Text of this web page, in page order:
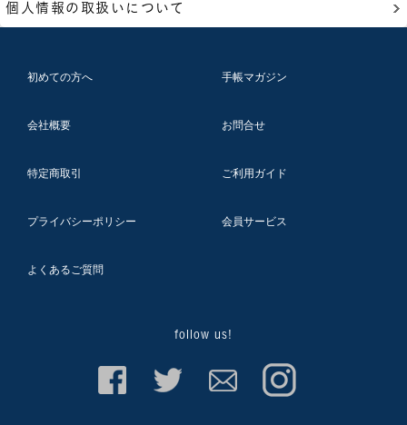
個人情報の取扱いについて
初めての方へ 手帳マガジン
会社概要 お問合せ
特定商取引 ご利用ガイド
プライバシーポリシー 会員サービス
よくあるご質問
follow us!